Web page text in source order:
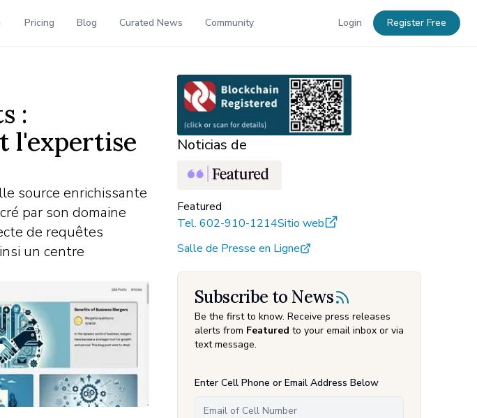
Pricing Blog Curated News Community Login Register Free
:
l'expertise
source enrichissante
par son domaine
de requêtes
un centre
Noticias de
Featured
Tel. 602-910-1214Sitio web
Salle de Presse en Ligne
Subscribe to News
Be the first to know. Receive press releases
alerts from Featured to your email inbox or via
text message.
Enter Cell Phone or Email Address Below